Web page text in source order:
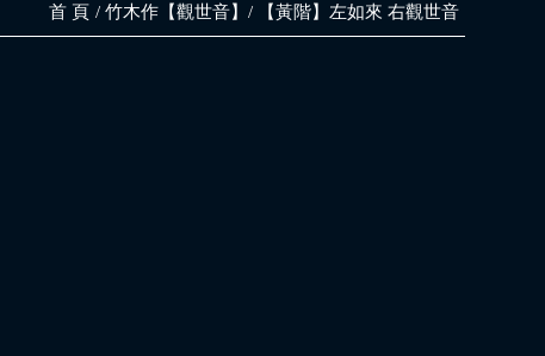
首 頁 竹木作【觀世音】 【黃階】左如來 右觀世音